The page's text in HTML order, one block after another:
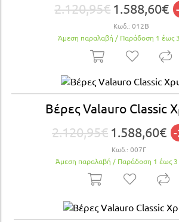
2.120,95€ 1.588,60€
Κωδ.: 012Β
Άμεση παραλαβή / Παράδoση 1 έως
Βέρες Valauro Classic
2.120,95€ 1.588,60€
Κωδ.: 007Γ
Άμεση παραλαβή / Παράδoση 1 έως 3